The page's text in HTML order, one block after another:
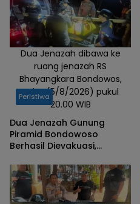
Dua Jenazah dibawa ke
ruang jenazah RS
Bhayangkara Bondowos,
Rabu (5/8/2026) pukul
20.00 WIB
Peristiwa
Dua Jenazah Gunung
Piramid Bondowoso
Berhasil Dievakuasi,
Tim Gabungan